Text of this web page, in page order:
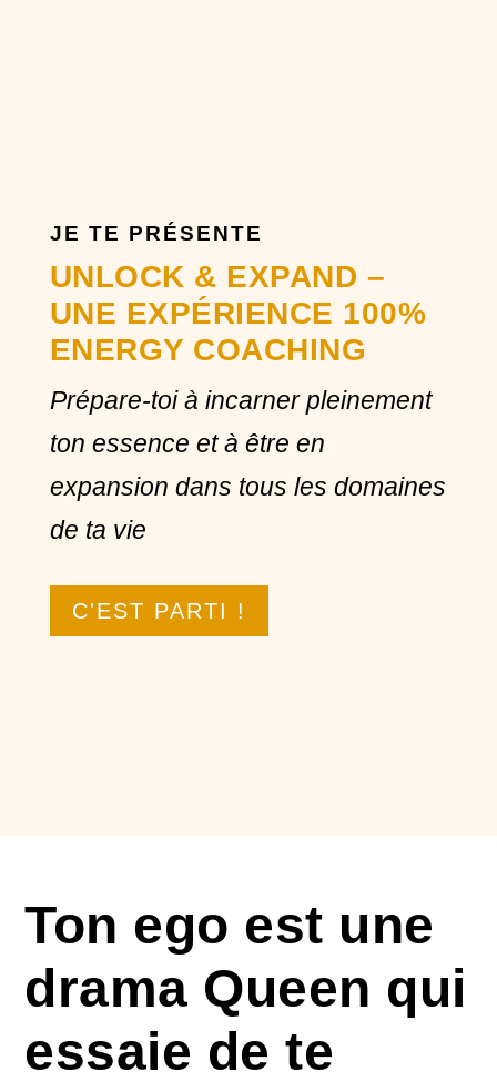
JE TE PRÉSENTE
UNLOCK & EXPAND –
UNE EXPÉRIENCE 100%
ENERGY COACHING
Prépare-toi à incarner pleinement
ton essence et à être en
expansion dans tous les domaines
de ta vie
C'EST PARTI !
Ton ego est une
drama Queen qui
essaie de te